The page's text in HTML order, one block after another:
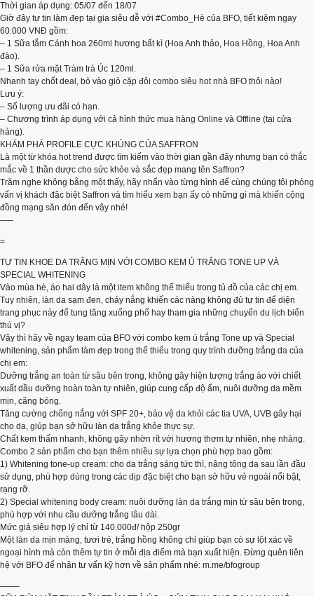
Thời gian áp dụng: 05/07 đến 18/07
Giờ đây tự tin làm đẹp tại gia siêu dễ với #Combo_Hè của BFO, tiết kiệm ngay
60.000 VNĐ gồm:
– 1 Sữa tắm Cánh hoa 260ml hương bất kì (Hoa Anh thảo, Hoa Hồng, Hoa Anh
đào).
– 1 Sữa rửa mặt Tràm trà Úc 120ml.
Nhanh tay chốt deal, bỏ vào giỏ cặp đôi combo siêu hot nhà BFO thôi nào!
Lưu ý:
– Số lượng ưu đãi có hạn.
– Chương trình áp dụng với cả hình thức mua hàng Online và Offline (tại cửa
hàng).
KHÁM PHÁ PROFILE CỰC KHỦNG CỦA SAFFRON
Là một từ khóa hot trend được tìm kiếm vào thời gian gần đây nhưng bạn có thắc
mắc về 1 thần dược cho sức khỏe và sắc đẹp mang tên Saffron?
Trăm nghe không bằng một thấy, hãy nhấn vào từng hình để cùng chúng tôi phỏng
vấn vị khách đặc biệt Saffron và tìm hiểu xem bạn ấy có những gì mà khiến cộng
đồng mạng săn đón đến vậy nhé!
—–
=
TỰ TIN KHOE DA TRẮNG MỊN VỚI COMBO KEM Ủ TRẮNG TONE UP VÀ
SPECIAL WHITENING
Vào mùa hè, áo hai dây là một item không thể thiếu trong tủ đồ của các chị em.
Tuy nhiên, làn da sạm đen, cháy nắng khiến các nàng không đủ tự tin để diện
trang phục này để tung tăng xuống phố hay tham gia những chuyến du lịch biển
thú vị?
Vậy thì hãy về ngay team của BFO với combo kem ủ trắng Tone up và Special
whitening, sản phẩm làm đẹp trong thể thiếu trong quy trình dưỡng trắng da của
chị em:
Dưỡng trắng an toàn từ sâu bên trong, không gây hiện tượng trắng ảo với chiết
xuất dầu dưỡng hoàn toàn tự nhiên, giúp cung cấp độ ẩm, nuôi dưỡng da mềm
mịn, căng bóng.
Tăng cường chống nắng với SPF 20+, bảo vệ da khỏi các tia UVA, UVB gây hại
cho da, giúp bạn sở hữu làn da trắng khỏe thực sự.
Chất kem thấm nhanh, không gây nhờn rít với hương thơm tự nhiên, nhẹ nhàng.
Combo 2 sản phẩm cho bạn thêm nhiều sự lựa chọn phù hợp bao gồm:
1) Whitening tone-up cream: cho da trắng sáng tức thì, nâng tông da sau lần đầu
sử dụng, phù hợp dùng trong các dịp đặc biệt cho bạn sở hữu vẻ ngoài nổi bật,
rạng rỡ.
2) Special whitening body cream: nuôi dưỡng làn da trắng mịn từ sâu bên trong,
phù hợp với nhu cầu dưỡng trắng lâu dài.
Mức giá siêu hợp lý chỉ từ 140.000đ/ hộp 250gr
Một làn da mịn màng, tươi trẻ, trắng hồng không chỉ giúp bạn có sự lột xác về
ngoại hình mà còn thêm tự tin ở mỗi địa điểm mà bạn xuất hiện. Đừng quên liên
hệ với BFO để nhận tư vấn kỹ hơn về sản phẩm nhé: m.me/bfogroup
——-